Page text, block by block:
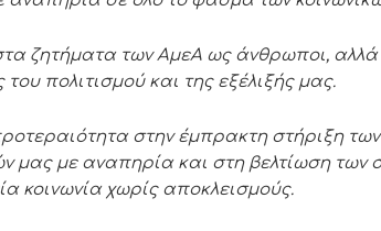
ζητήματα των ΑμεΑ ως άνθρωποι, αλλά
πολιτισμού και της εξέλιξής μας.
στην έμπρακτη στήριξη
μας με αναπηρία και στη βελτίωση των
κοινωνία χωρίς αποκλεισμούς.